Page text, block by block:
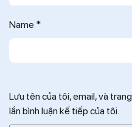
Name *
Lưu tên của tôi, email, và
lần bình luận kế tiếp của tôi.